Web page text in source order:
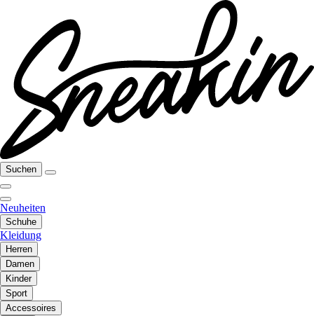
Suchen
Neuheiten
Schuhe
Kleidung
Herren
Damen
Kinder
Sport
Accessoires